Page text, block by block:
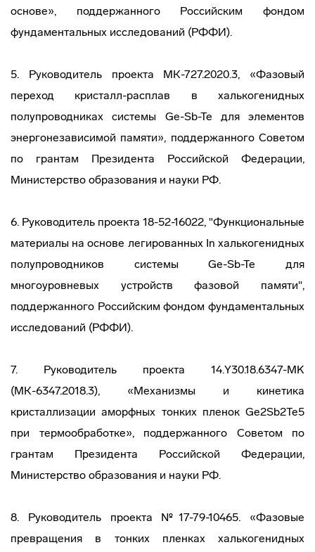
основе», поддержанного Российским фондом
фундаментальных исследований (РФФИ).
5. Руководитель проекта МК-727.2020.3, «Фазовый
переход кристалл-расплав в халькогенидных
полупроводниках системы Ge-Sb-Te для элементов
энергонезависимой памяти», поддержанного Советом
по грантам Президента Российской Федерации,
Министерство образования и науки РФ.
6. Руководитель проекта 18-52-16022, "Функциональные
материалы на основе легированных In халькогенидных
полупроводников системы Ge-Sb-Te для
многоуровневых устройств фазовой памяти",
поддержанного Российским фондом фундаментальных
исследований (РФФИ).
7. Руководитель проекта 14.Y30.18.6347-MK
(МК-6347.2018.3), «Механизмы и кинетика
кристаллизации аморфных тонких пленок Ge2Sb2Te5
при термообработке», поддержанного Советом по
грантам Президента Российской Федерации,
Министерство образования и науки РФ.
8. Руководитель проекта №17-79-10465. «Фазовые
превращения в тонких пленках халькогенидных